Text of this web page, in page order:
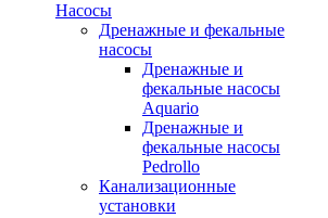
Насосы
Дренажные и фекальные
насосы
Дренажные и
фекальные насосы
Aquario
Дренажные и
фекальные насосы
Pedrollo
Канализационные
установки